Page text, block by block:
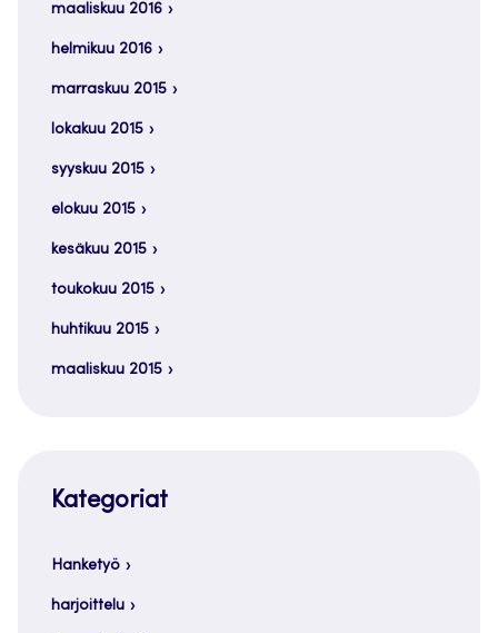
maaliskuu 2016
helmikuu 2016
marraskuu 2015
lokakuu 2015
syyskuu 2015
elokuu 2015
kesäkuu 2015
toukokuu 2015
huhtikuu 2015
maaliskuu 2015
Kategoriat
Hanketyö
harjoittelu